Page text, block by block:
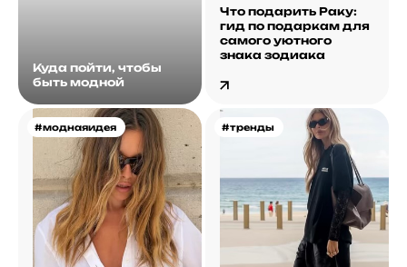
Куда пойти, чтобы
быть модной
Что подарить Раку:
гид по подаркам для
самого уютного
знака зодиака
#моднаяидея #тренды